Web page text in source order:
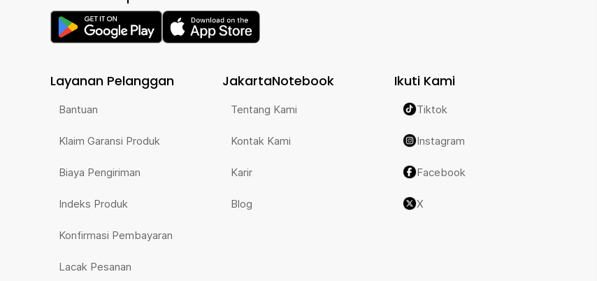
Layanan Pelanggan
Bantuan
Klaim Garansi Produk
Biaya Pengiriman
Indeks Produk
Konfirmasi Pembayaran
Lacak Pesanan
JakartaNotebook
Tentang Kami
Kontak Kami
Karir
Blog
Ikuti Kami
Tiktok
Instagram
Facebook
X